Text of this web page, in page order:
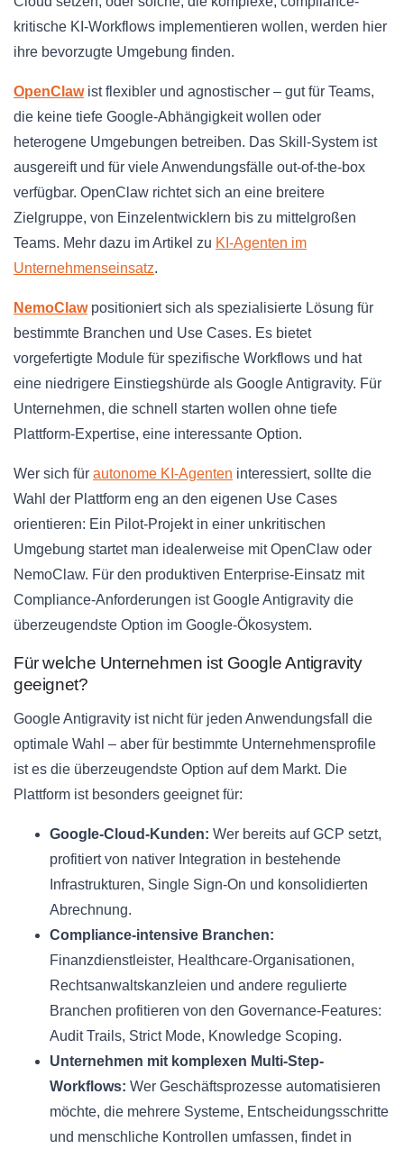
kritische KI-Workflows implementieren wollen, werden hier
ihre bevorzugte Umgebung finden.
OpenClawist flexibler und agnostischer – gut für Teams,
die keine tiefe Google-Abhängigkeit wollen oder
heterogene Umgebungen betreiben. Das Skill-System ist
ausgereift und für viele Anwendungsfälle out-of-the-box
verfügbar. OpenClaw richtet sich an eine breitere
Zielgruppe, von Einzelentwicklern bis zu mittelgroßen
Teams. Mehr dazu im Artikel zu KI-Agenten im
Unternehmenseinsatz.
NemoClawpositioniert sich als spezialisierte Lösung für
bestimmte Branchen und Use Cases. Es bietet
vorgefertigte Module für spezifische Workflows und hat
eine niedrigere Einstiegshürde als Google Antigravity. Für
Unternehmen, die schnell starten wollen ohne tiefe
Plattform-Expertise, eine interessante Option.
Wer sich für autonome KI-Agenten interessiert, sollte die
Wahl der Plattform eng an den eigenen Use Cases
orientieren: Ein Pilot-Projekt in einer unkritischen
Umgebung startet man idealerweise mit OpenClaw oder
NemoClaw. Für den produktiven Enterprise-Einsatz mit
Compliance-Anforderungen ist Google Antigravity die
überzeugendste Option im Google-Ökosystem.
Für welche Unternehmen ist Google Antigravity
geeignet?
Google Antigravity ist nicht für jeden Anwendungsfall die
optimale Wahl – aber für bestimmte Unternehmensprofile
ist es die überzeugendste Option auf dem Markt. Die
Plattform ist besonders geeignet für:
Google-Cloud-Kunden: Wer bereits auf GCP setzt,
profitiert von nativer Integration in bestehende
Infrastrukturen, Single Sign-On und konsolidierten
Abrechnung.
Compliance-intensive Branchen:
Finanzdienstleister, Healthcare-Organisationen,
Rechtsanwaltskanzleien und andere regulierte
Branchen profitieren von den Governance-Features:
Audit Trails, Strict Mode, Knowledge Scoping.
Unternehmen mit komplexen Multi-Step-
Workflows: Wer Geschäftsprozesse automatisieren
möchte, die mehrere Systeme, Entscheidungsschritte
und menschliche Kontrollen umfassen, findet in